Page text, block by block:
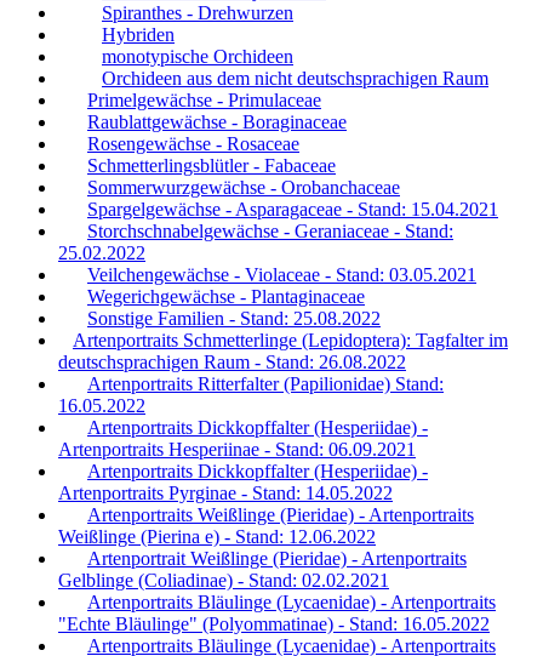
Spiranthes - Drehwurzen
Hybriden
monotypische Orchideen
Orchideen aus dem nicht deutschsprachigen Raum
Primelgewächse - Primulaceae
Raublattgewächse - Boraginaceae
Rosengewächse - Rosaceae
Schmetterlingsblütler - Fabaceae
Sommerwurzgewächse - Orobanchaceae
Spargelgewächse - Asparagaceae - Stand: 15.04.2021
Storchschnabelgewächse - Geraniaceae - Stand:
25.02.2022
Veilchengewächse - Violaceae - Stand: 03.05.2021
Wegerichgewächse - Plantaginaceae
Sonstige Familien - Stand: 25.08.2022
Artenportraits Schmetterlinge (Lepidoptera): Tagfalter im
deutschsprachigen Raum - Stand: 26.08.2022
Artenportraits Ritterfalter (Papilionidae) Stand:
16.05.2022
Artenportraits Dickkopffalter (Hesperiidae) -
Artenportraits Hesperiinae - Stand: 06.09.2021
Artenportraits Dickkopffalter (Hesperiidae) -
Artenportraits Pyrginae - Stand: 14.05.2022
Artenportraits Weißlinge (Pieridae) - Artenportraits
Weißlinge (Pierina e) - Stand: 12.06.2022
Artenportrait Weißlinge (Pieridae) - Artenportraits
Gelblinge (Coliadinae) - Stand: 02.02.2021
Artenportraits Bläulinge (Lycaenidae) - Artenportraits
"Echte Bläulinge" (Polyommatinae) - Stand: 16.05.2022
Artenportraits Bläulinge (Lycaenidae) - Artenportraits